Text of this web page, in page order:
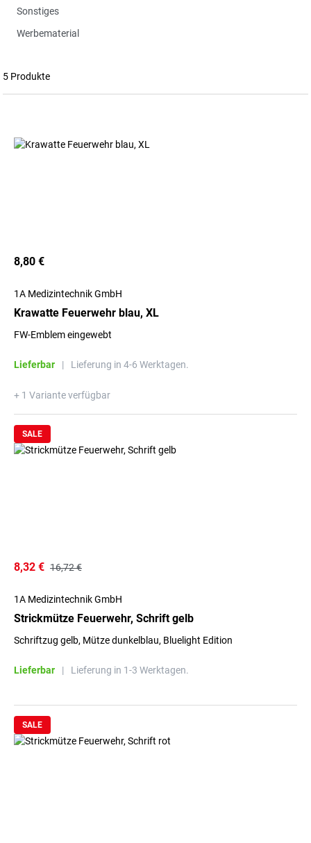
Sonstiges
Werbematerial
5 Produkte
8,80 €
1A Medizintechnik GmbH
Krawatte Feuerwehr blau, XL
FW-Emblem eingewebt
Lieferbar | Lieferung in 4-6 Werktagen.
+ 1 Variante verfügbar
SALE
8,32 € 16,72 €
1A Medizintechnik GmbH
Strickmütze Feuerwehr, Schrift gelb
Schriftzug gelb, Mütze dunkelblau, Bluelight Edition
Lieferbar | Lieferung in 1-3 Werktagen.
SALE